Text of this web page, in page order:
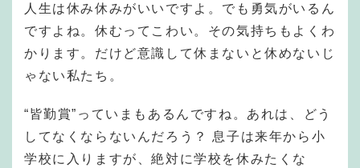
人生は休み休みがいいですよ。でも勇気がいるん
ですよね。休むってこわい。その気持ちもよくわ
かります。だけど意識して休まないと休めないじ
ゃない私たち。
“皆勤賞”っていまもあるんですね。あれは、どう
してなくならないんだろう？ 息子は来年から小
学校に入りますが、絶対に学校を休みたくな